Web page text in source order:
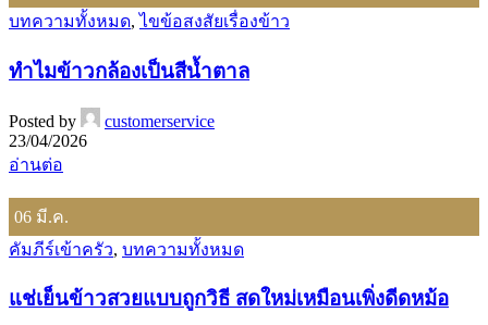
บทความทั้งหมด,ไขข้อสงสัยเรื่องข้าว
ทำไมข้าวกล้องเป็นสีน้ำตาล
Posted by
customerservice
23/04/2026
อ่านต่อ
06 มี.ค.
คัมภีร์เข้าครัว, บทความทั้งหมด
แช่เย็นข้าวสวยแบบถูกวิธี สดใหม่เหมือนเพิ่งดีดหม้อ